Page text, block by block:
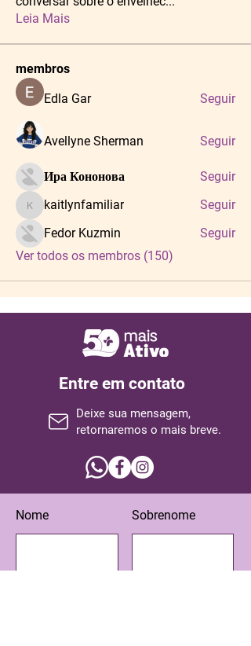
Leia Mais
membros
Edla Gar
Seguir
Avellyne Sherman Seguir
Ира Кононова Seguir
kaitlynfamiliar
kaitlynfamiliar
Seguir
Fedor Kuzmin
Seguir
Ver todos os membros (150)
Entre em contato
Deixe sua mensagem,
retornaremos o mais breve.
Nome Sobrenome